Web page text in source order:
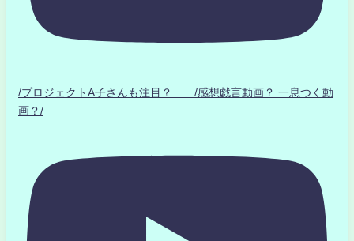
/プロジェクトA子さんも注目？ /感想戯言動画？.一息つく動
画？/